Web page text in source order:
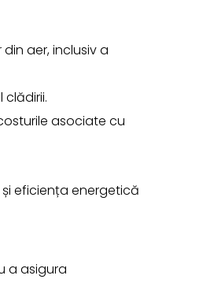
aer, inclusiv a
asociate cu
eficiența energetică
a asigura